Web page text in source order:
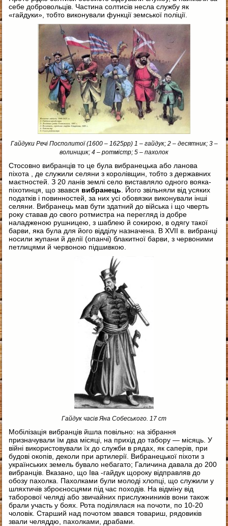
себе добровольців. Частина солтисів несла службу як
«гайдуки», тобто виконували функції земської поліції.
Гайдуки Речі Посполитої (1600 – 1625рр) 1 – гайдук; 2 – десятник; 3 –
волинщик; 4 – ротмістр; 5 – пахолок
Стосовно вибранців то це була вибранецька або ланова
піхота , де служили селяни з королівщин, тобто з державних
маєтностей. З 20 ланів землі село виставляло одного вояка-
піхотинця, що звався вибранець . Його звільняли від усяких
податків і повинностей, за них усі обовязки виконували інші
селяни. Вибранець мав бути здатний до війська і що чверть
року ставав до свого ротмистра на перегляд із добре
наладженою рушницею, з шаблею й сокирою, в одягу такої
барви, яка була для його відділу назначена. В XVII в. вибранці
носили жупани й делії (опанчі) блакитної барви, з червоними
петлицями й червоною підшивкою.
Гайдук часів Яна Собеського. 17 ст
Мобілізація вибранців йшла повільно: на зібрання
призначували їм два місяці, на прихід до табору — місяць. У
війні використовували їх до служби в рядах, як саперів, при
будові окопів, деколи при артилерії. Вибранецької піхоти з
українських земель бувало небагато; Галичина давала до 200
вибранців. Вказано, що Іва -гайдук щороку відправляв до
обозу пахолка. Пахолками були молоді хлопці, що служили у
шляхтичів зброєносцями під час походів. На відміну від
таборової челяді або звичайних прислужниників вони також
брали участь у боях. Рота поділялася на почоти, по 10-20
чоловік. Старший над почотом звався товариш, рядовиків
звали челяддю, пахолками, драбами.